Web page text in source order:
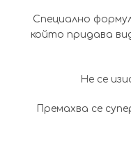
Специално
който придава
Не се
Премахва се